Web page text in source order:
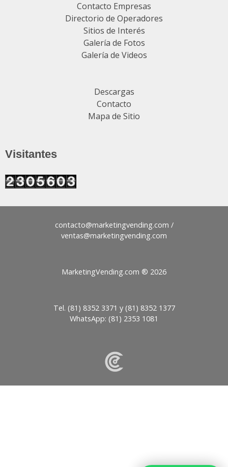
Contacto Empresas
Directorio de Operadores
Sitios de Interés
Galería de Fotos
Galería de Videos
Descargas
Contacto
Mapa de Sitio
Visitantes
contacto@
/
ventas@
MarketingVending.com ® 2026
Tel. (81) 8352 3371 y (81) 8352 1377
WhatsApp: (81) 2353 1081